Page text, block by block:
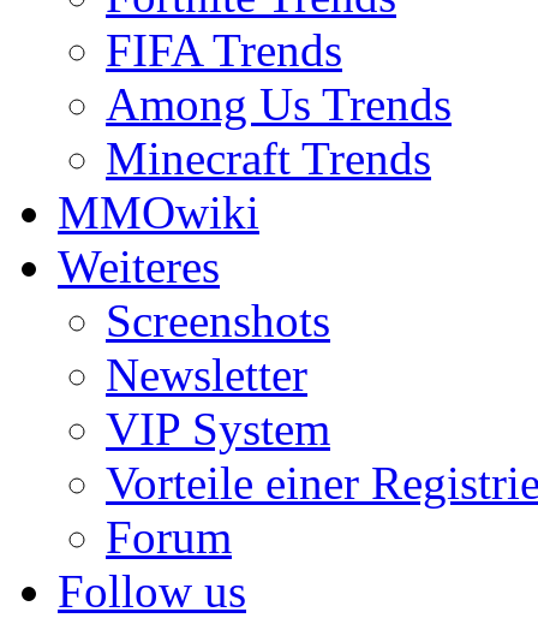
FIFA Trends
Among Us Trends
Minecraft Trends
MMOwiki
Weiteres
Screenshots
Newsletter
VIP System
Vorteile einer
Forum
Follow us